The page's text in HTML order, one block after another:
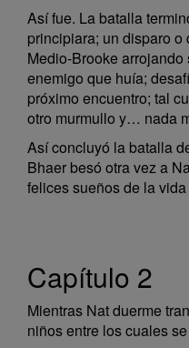
Así fue. La batalla
principiara; un disparo
Medio-Brooke
enemigo que huía;
próximo encuentro; tal
otro murmullo y… nada
Así concluyó la batalla
Bhaer besó otra vez a
felices sueños de la
Capítulo 2
Mientras Nat duerme
niños entre los cuales